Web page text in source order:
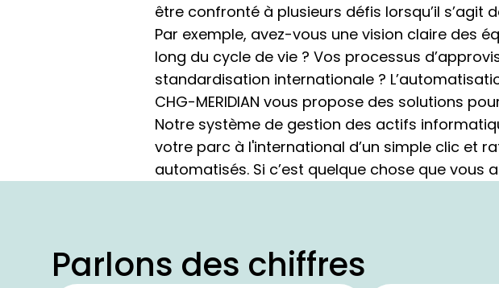
être confronté à plusieurs défis lorsqu’il
Par exemple, avez-vous une vision claire des
long du cycle de vie ? Vos processus
standardisation internationale ?
CHG-MERIDIAN vous propose des solutions
Notre système de gestion des actifs
votre parc à l'international d’un simple clic et
automatisés. Si c’est quelque chose que vous
Parlons des chiffres